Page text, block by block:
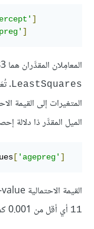
]
]
المعامِلان المقدَّران هما 6.83 و0.0175 أي تمامًا مثل
LeastSquares
.
المتغيرات إلى القيمة
الميل المقدَّر ذا دلالة
[ 'agepreg' ]
القيمة الاحتمالية p-value المرتبطة بالمتغير
11 أي أقل من 0.001 كما هو متوقع تمامًا.